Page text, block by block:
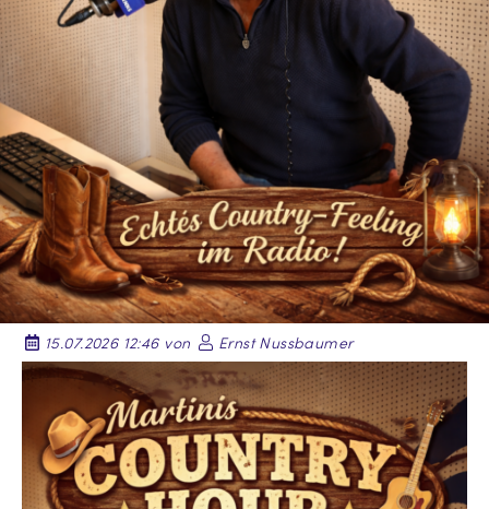
15.07.2026 12:46 von Ernst Nussbaumer